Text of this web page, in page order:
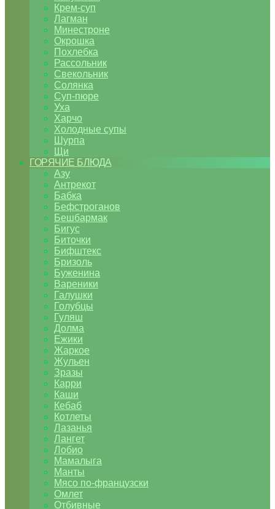
Крем-суп
Лагман
Минестроне
Окрошка
Похлебка
Рассольник
Свекольник
Солянка
Суп-пюре
Уха
Харчо
Холодные супы
Шурпа
Щи
ГОРЯЧИЕ БЛЮДА
Азу
Антрекот
Бабка
Бефстроганов
Бешбармак
Бигус
Биточки
Бифштекс
Бризоль
Буженина
Вареники
Галушки
Голубцы
Гуляш
Долма
Ежики
Жаркое
Жульен
Зразы
Карри
Каши
Кебаб
Котлеты
Лазанья
Лангет
Лобио
Мамалыга
Манты
Мясо по-французски
Омлет
Отбивные